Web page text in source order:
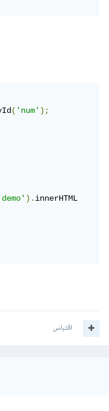
('num');
'demo').
اقتباس